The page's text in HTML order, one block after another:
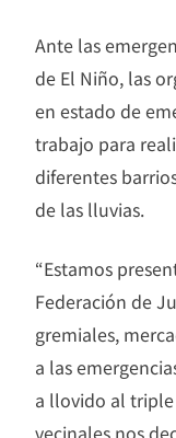
Ante las
de El Niño, las
en estado de
trabajo para
diferentes
de las lluvias.
“Estamos
Federación de
gremiales,
a las
a llovido al
vecinales nos